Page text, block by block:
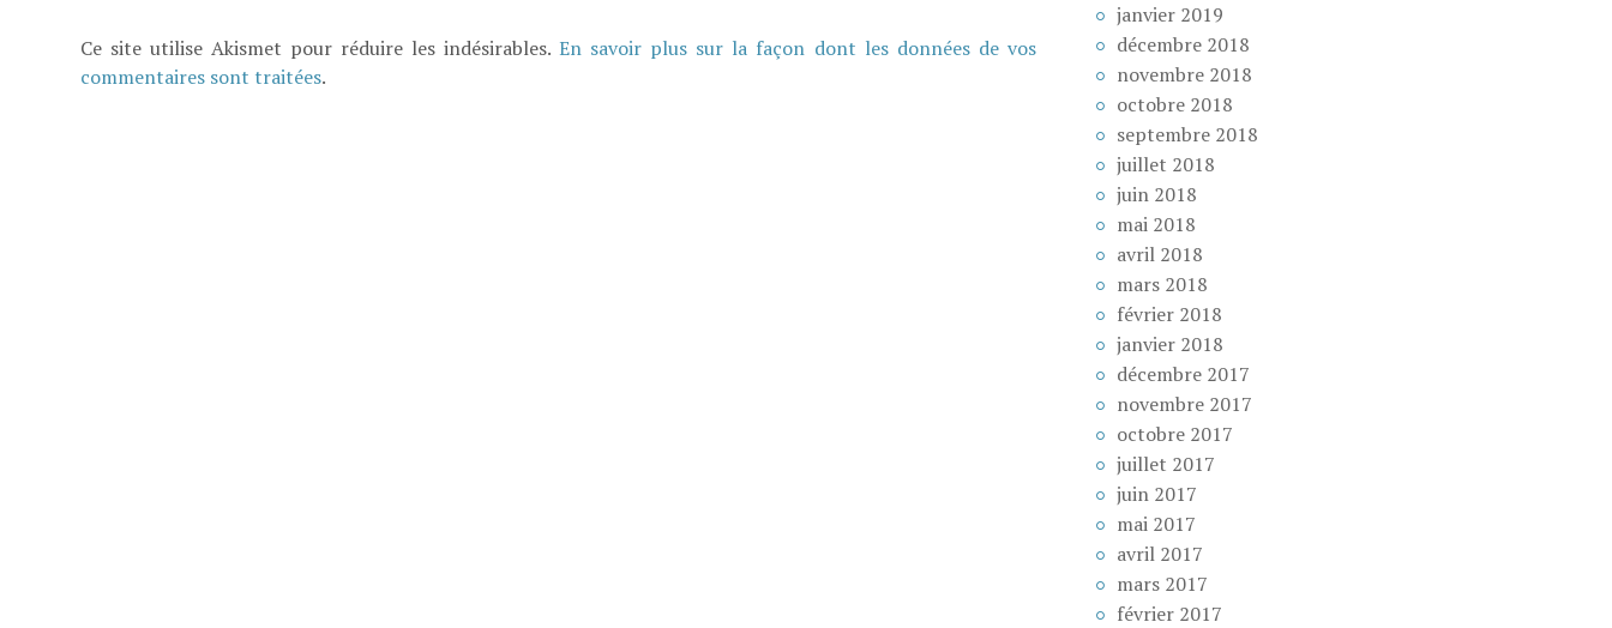
Ce site utilise Akismet pour réduire les indésirables.En savoir plus sur la façon dont les données de vos
commentaires sont traitées.
janvier 2019
décembre 2018
novembre 2018
octobre 2018
septembre 2018
juillet 2018
juin 2018
mai 2018
avril 2018
mars 2018
février 2018
janvier 2018
décembre 2017
novembre 2017
octobre 2017
juillet 2017
juin 2017
mai 2017
avril 2017
mars 2017
février 2017